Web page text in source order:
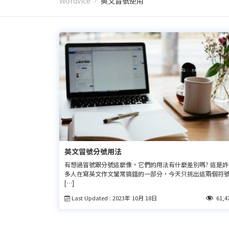
英文冒號分號用法
有想過冒號跟分號這麼像，它們的用法有什麼差別嗎? 這是許
多人在寫英文作文蠻常搞錯的一部分，今天只挑出這兩個符
[…]
Last Updated : 2023年 10月 18日